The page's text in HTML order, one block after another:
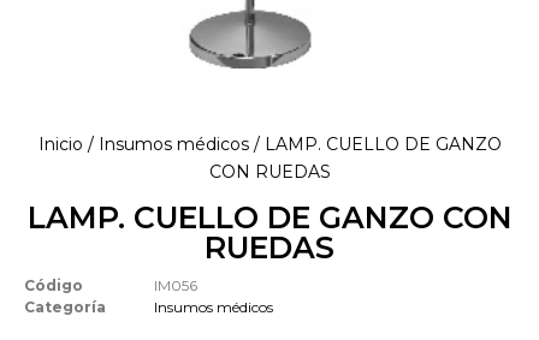
Inicio / Insumos médicos/ LAMP. CUELLO DE GANZO
CON RUEDAS
LAMP. CUELLO DE GANZO CON
RUEDAS
Código
IM056
Categoría
Insumos médicos